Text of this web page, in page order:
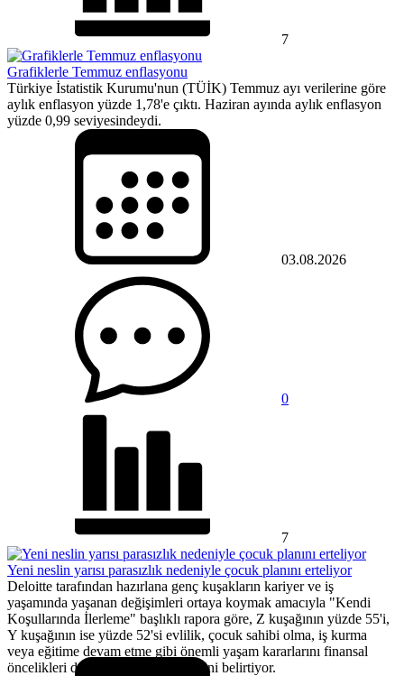
7
Grafiklerle Temmuz enflasyonu
Türkiye İstatistik Kurumu'nun (TÜİK) Temmuz ayı verilerine göre
aylık enflasyon yüzde 1,78'e çıktı. Haziran ayında aylık enflasyon
yüzde 0,99 seviyesindeydi.
03.08.2026
0
7
Yeni neslin yarısı parasızlık nedeniyle çocuk planını erteliyor
Deloitte tarafından hazırlana genç kuşakların kariyer ve iş
yaşamında yaşanan değişimleri ortaya koymak amacıyla "Kendi
Koşullarında İlerleme" başlıklı rapora göre, Z kuşağının yüzde 55'i,
Y kuşağının ise yüzde 52'si evlilik, çocuk sahibi olma, iş kurma
veya eğitime devam etme gibi önemli yaşam kararlarını finansal
öncelikleri doğrultusunda ertelediğini belirtiyor.